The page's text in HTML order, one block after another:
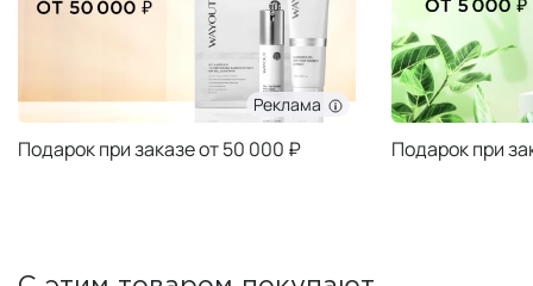
Реклама
Подарок при заказе от 50 000 ₽ Подарок при